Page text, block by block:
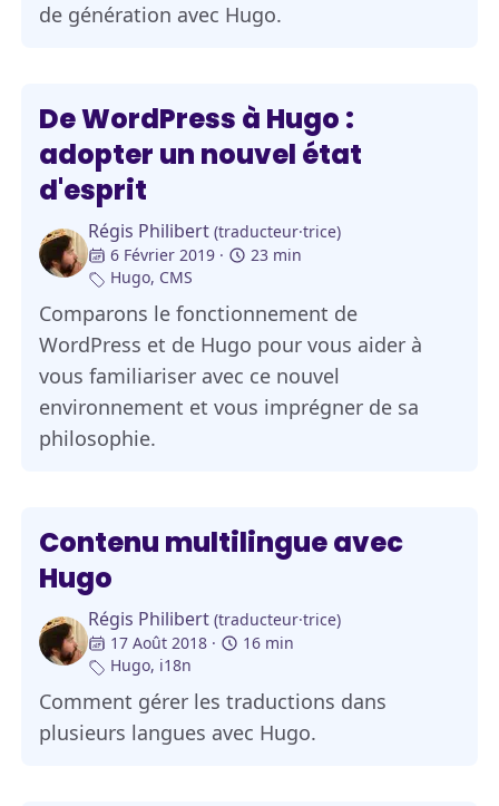
de génération avec Hugo.
De WordPress à Hugo :
adopter un nouvel état
d'esprit
Régis Philibert (traducteur·trice)
6 Février 2019
23 min
Hugo, CMS
Comparons le fonctionnement de
WordPress et de Hugo pour vous aider à
vous familiariser avec ce nouvel
environnement et vous imprégner de sa
philosophie.
Contenu multilingue avec
Hugo
Régis Philibert (traducteur·trice)
17 Août 2018
16 min
Hugo, i18n
Comment gérer les traductions dans
plusieurs langues avec Hugo.